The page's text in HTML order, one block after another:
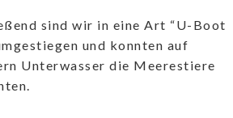
sind wir in eine Art “U-Boot
und konnten auf
Unterwasser die Meerestiere